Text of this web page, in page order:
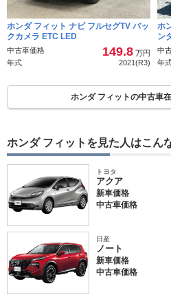
ホンダ フィット ナビ フルセグTV バッ
クカメラ ETC LED
中古車価格 149.8 万円
年式
2021(R3)
ホ
ン
中
年
ホンダ フィットの中古車
ホンダ フィットを見た人はこん
トヨタ
アクア
新車価格
中古車価格
日産
ノート
新車価格
中古車価格